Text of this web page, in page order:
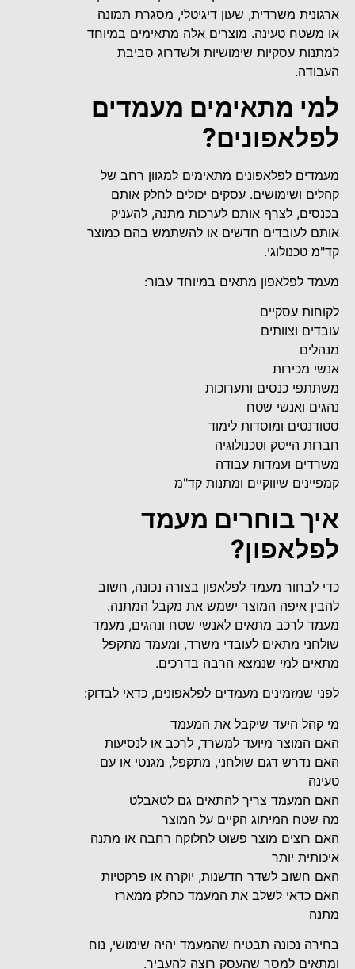
ארגונית משרדית, שעון דיגיטלי, מסגרת תמונה
או משטח טעינה. מוצרים אלה מתאימים במיוחד
למתנות עסקיות שימושיות ולשדרוג סביבת
העבודה.
למי מתאימים מעמדים
לפלאפונים?
מעמדים לפלאפונים מתאימים למגוון רחב של
קהלים ושימושים. עסקים יכולים לחלק אותם
בכנסים, לצרף אותם לערכות מתנה, להעניק
אותם לעובדים חדשים או להשתמש בהם כמוצר
קד"מ טכנולוגי.
מעמד לפלאפון מתאים במיוחד עבור:
לקוחות עסקיים
עובדים וצוותים
מנהלים
אנשי מכירות
משתתפי כנסים ותערוכות
נהגים ואנשי שטח
סטודנטים ומוסדות לימוד
חברות הייטק וטכנולוגיה
משרדים ועמדות עבודה
קמפיינים שיווקיים ומתנות קד"מ
איך בוחרים מעמד
לפלאפון?
כדי לבחור מעמד לפלאפון בצורה נכונה, חשוב
להבין איפה המוצר ישמש את מקבל המתנה.
מעמד לרכב מתאים לאנשי שטח ונהגים, מעמד
שולחני מתאים לעובדי משרד, ומעמד מתקפל
מתאים למי שנמצא הרבה בדרכים.
לפני שמזמינים מעמדים לפלאפונים, כדאי לבדוק:
מי קהל היעד שיקבל את המעמד
האם המוצר מיועד למשרד, לרכב או לנסיעות
האם נדרש דגם שולחני, מתקפל, מגנטי או עם
טעינה
האם המעמד צריך להתאים גם לטאבלט
מה שטח המיתוג הקיים על המוצר
האם רוצים מוצר פשוט לחלוקה רחבה או מתנה
איכותית יותר
האם חשוב לשדר חדשנות, יוקרה או פרקטיות
האם כדאי לשלב את המעמד כחלק ממארז
מתנה
בחירה נכונה תבטיח שהמעמד יהיה שימושי, נוח
ומתאים למסר שהעסק רוצה להעביר.